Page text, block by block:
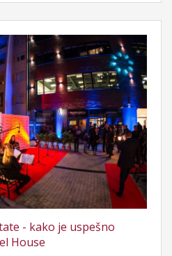
- kako je uspešno
House